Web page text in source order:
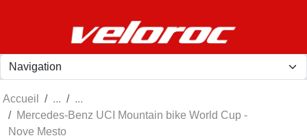
Accueil
Mercedes-Benz UCI Mountain bike World Cup -
Nove Mesto